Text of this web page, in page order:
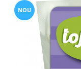
OȚETURI ȘI SOSURI
SOSURI
FĂINĂ FĂRĂ GLUTEN
BĂUTURI / LAPTE
OREZ ȘI CEREALE
NOU